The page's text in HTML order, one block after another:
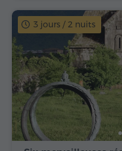
3 jours / 2 nuits